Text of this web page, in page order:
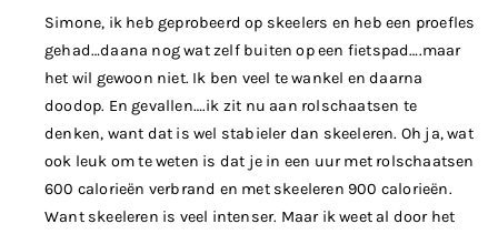
Simone, ik heb geprobeerd op skeelers en heb een proefles
gehad…daana nog wat zelf buiten op een fietspad….maar
het wil gewoon niet. Ik ben veel te wankel en daarna
doodop. En gevallen….ik zit nu aan rolschaatsen te
denken, want dat is wel stabieler dan skeeleren. Oh ja, wat
ook leuk om te weten is dat je in een uur met rolschaatsen
600 calorieën verbrand en met skeeleren 900 calorieën.
Want skeeleren is veel intenser. Maar ik weet al door het